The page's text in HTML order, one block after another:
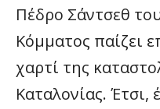
Πέδρο Σάντσεθ
Κόμματος παίζει
χαρτί της
Καταλονίας. Έτσι,